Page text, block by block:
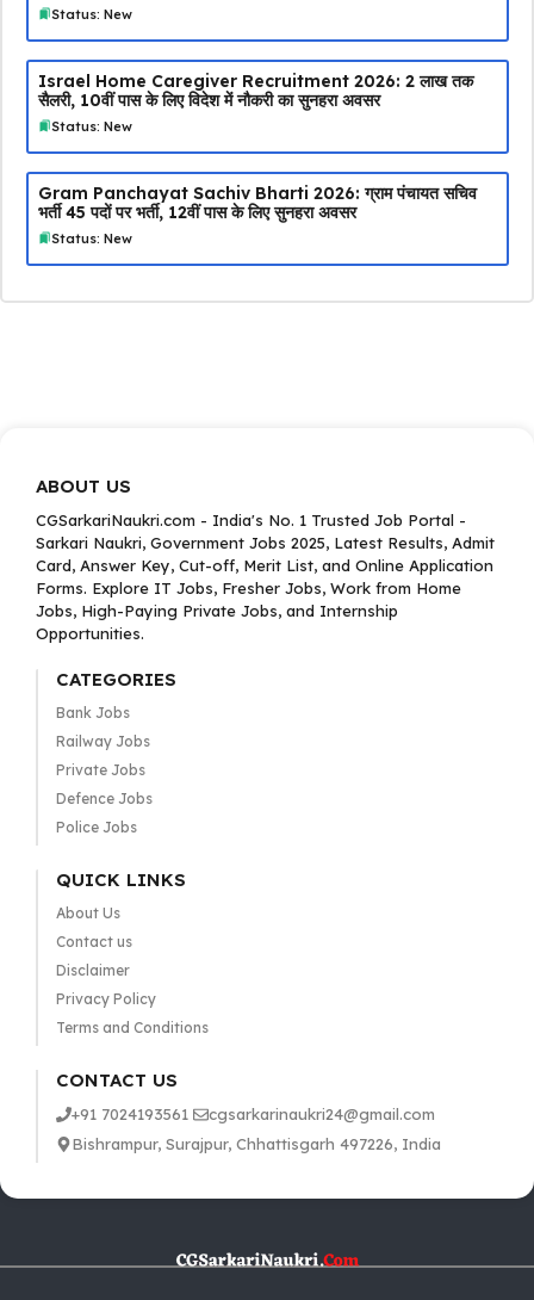
Status: New
Israel Home Caregiver Recruitment 2026: ₹2 लाख तक
सैलरी, 10वीं पास के लिए विदेश में नौकरी का सुनहरा अवसर
Status: New
Gram Panchayat Sachiv Bharti 2026: ग्राम पंचायत सचिव
भर्ती 45 पदों पर भर्ती, 12वीं पास के लिए सुनहरा अवसर
Status: New
ABOUT US
CGSarkariNaukri.com - India's No. 1 Trusted Job Portal -
Sarkari Naukri, Government Jobs 2025, Latest Results, Admit
Card, Answer Key, Cut-off, Merit List, and Online Application
Forms. Explore IT Jobs, Fresher Jobs, Work from Home
Jobs, High-Paying Private Jobs, and Internship
Opportunities.
CATEGORIES
Bank Jobs
Railway Jobs
Private Jobs
Defence Jobs
Police Jobs
QUICK LINKS
About Us
Contact us
Disclaimer
Privacy Policy
Terms and Conditions
CONTACT US
+91 7024193561
cgsarkarinaukri24@gmail.com
Bishrampur, Surajpur, Chhattisgarh 497226, India